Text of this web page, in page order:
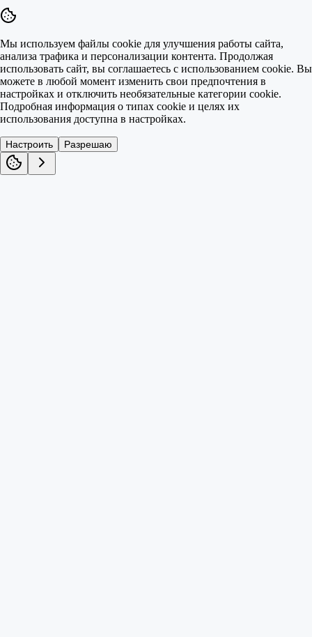
Мы используем файлы cookie для улучшения работы сайта,
анализа трафика и персонализации контента. Продолжая
использовать сайт, вы соглашаетесь с использованием cookie. Вы
можете в любой момент изменить свои предпочтения в
настройках и отключить необязательные категории cookie.
Подробная информация о типах cookie и целях их
использования доступна в настройках.
Настроить Разрешаю